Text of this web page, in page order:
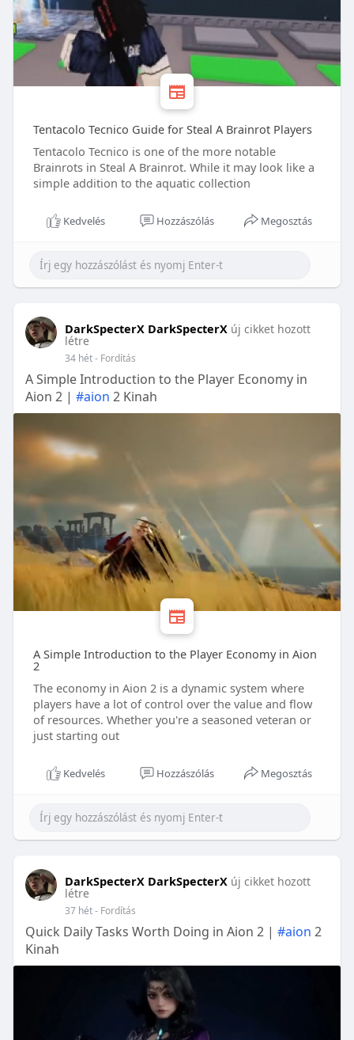
Tentacolo Tecnico Guide for Steal A Brainrot Players
Tentacolo Tecnico is one of the more notable
Brainrots in Steal A Brainrot. While it may look like a
simple addition to the aquatic collection
Kedvelés Hozzászólás Megosztás
DarkSpecterX DarkSpecterX új cikket hozott
létre
34 hét- Fordítás
A Simple Introduction to the Player Economy in
Aion 2 | #aion 2 Kinah
A Simple Introduction to the Player Economy in Aion
2
The economy in Aion 2 is a dynamic system where
players have a lot of control over the value and flow
of resources. Whether you're a seasoned veteran or
just starting out
Kedvelés Hozzászólás Megosztás
DarkSpecterX DarkSpecterX új cikket hozott
létre
37 hét- Fordítás
Quick Daily Tasks Worth Doing in Aion 2 | #aion 2
Kinah